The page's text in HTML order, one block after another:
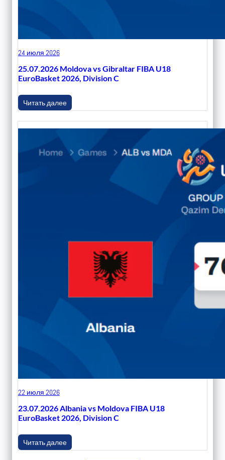
24 июля 2026
25.07.2026 Moldova vs Gibraltar FIBA U18
EuroBasket 2026, Division C
Читать далее
22 июля 2026
23.07.2026 Albania vs Moldova FIBA U18
EuroBasket 2026, Division C
Читать далее